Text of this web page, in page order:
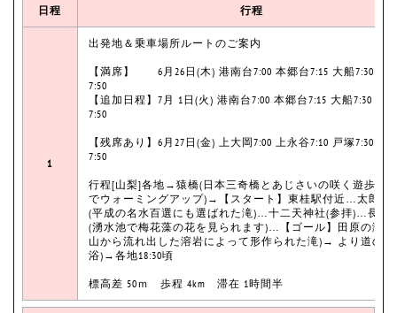
日程 行程
1
出発地＆乗車場所ルートのご案内
【満席】 6月26日(木) 港南台7:00 本郷台7:15 大船7:30 鎌
7:50
【追加日程】7月 1日(火) 港南台7:00 本郷台7:15 大船7:30 鎌
7:50
【残席あり】6月27日(金) 上大岡7:00 上永谷7:10 戸塚7:30 東
7:50
行程[山梨]各地→猿橋(日本三奇橋とあじさいの咲く遊歩道
でウォーミングアップ)→【スタート】東桂駅付近…太郎二
(平成の名水百選にも選ばれた滝)…十二天神社(参拝)…長慶
(湧水池で梅花藻の花を見られます)…【ゴール】田原の滝(
山から流れ出した溶岩によって形作られた滝)→ より道の湯
浴)→各地18:30頃
標高差 50ｍ 歩程 4km 滞在 1時間半